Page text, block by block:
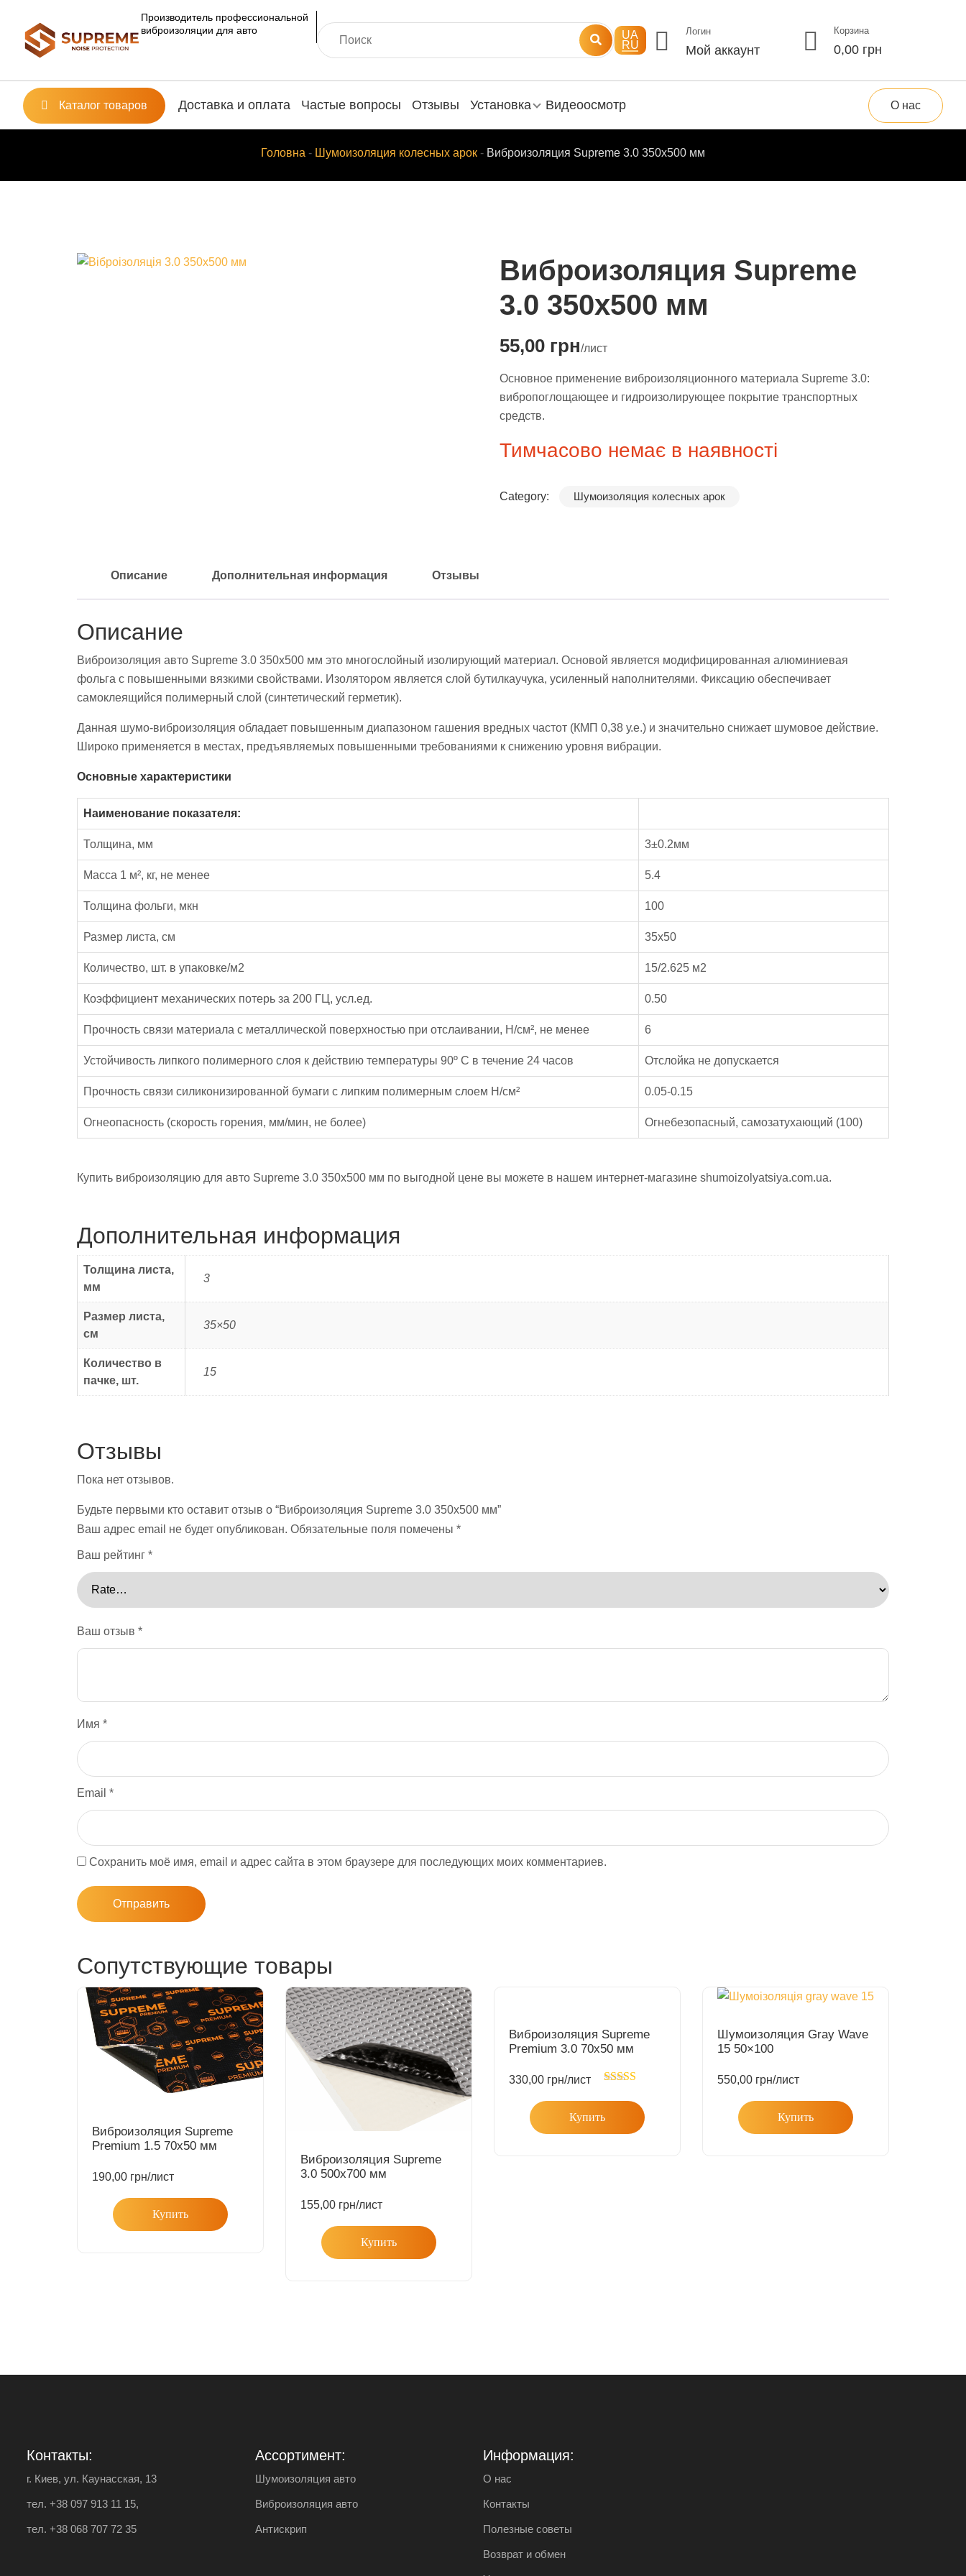
содержимому
Производитель профессиональной
виброизоляции для авто
UA
RU
Логин
Мой аккаунт
Корзина
0,00 грн
Каталог товаров Доставка и оплата Частые вопросы Отзывы Установка Видеоосмотр О нас
Головна - Шумоизоляция колесных арок - Виброизоляция Supreme 3.0 350х500 мм
Виброизоляция Supreme
3.0 350х500 мм
55,00 грн/лист
Основное применение виброизоляционного материала Supreme 3.0:
вибропоглощающее и гидроизолирующее покрытие транспортных
средств.
Тимчасово немає в наявності
Category: Шумоизоляция колесных арок
Описание Дополнительная информация Отзывы
Описание
Виброизоляция авто Supreme 3.0 350х500 мм это многослойный изолирующий материал. Основой является модифицированная алюминиевая
фольга с повышенными вязкими свойствами. Изолятором является слой бутилкаучука, усиленный наполнителями. Фиксацию обеспечивает
самоклеящийся полимерный слой (синтетический герметик).
Данная шумо-виброизоляция обладает повышенным диапазоном гашения вредных частот (КМП 0,38 у.е.) и значительно снижает шумовое действие.
Широко применяется в местах, предъявляемых повышенными требованиями к снижению уровня вибрации.
Основные характеристики
Наименование показателя:
Толщина, мм 3±0.2мм
Масса 1 м², кг, не менее 5.4
Толщина фольги, мкн 100
Размер листа, см 35х50
Количество, шт. в упаковке/м2 15/2.625 м2
Коэффициент механических потерь за 200 ГЦ, усл.ед. 0.50
Прочность связи материала с металлической поверхностью при отслаивании, Н/см², не менее 6
Устойчивость липкого полимерного слоя к действию температуры 90º С в течение 24 часов Отслойка не допускается
Прочность связи силиконизированной бумаги с липким полимерным слоем Н/см² 0.05-0.15
Огнеопасность (скорость горения, мм/мин, не более) Огнебезопасный, самозатухающий (100)
Купить виброизоляцию для авто Supreme 3.0 350х500 мм по выгодной цене вы можете в нашем интернет-магазине shumoizolyatsiya.com.ua.
Дополнительная информация
Толщина листа,
мм
3
Размер листа,
см
35×50
Количество в
пачке, шт.
15
Отзывы
Пока нет отзывов.
Будьте первыми кто оставит отзыв о “Виброизоляция Supreme 3.0 350х500 мм”
Ваш адрес email не будет опубликован. Обязательные поля помечены *
Ваш рейтинг *
Ваш отзыв *
Имя *
Email *
Сохранить моё имя, email и адрес сайта в этом браузере для последующих моих комментариев.
Сопутствующие товары
Виброизоляция Supreme
Premium 1.5 70х50 мм
190,00 грн/лист
Купить
Виброизоляция Supreme
3.0 500х700 мм
155,00 грн/лист
Купить
Виброизоляция Supreme
Premium 3.0 70х50 мм
330,00 грн/лист
out of 5
Купить
Шумоизоляция Gray Wave
15 50×100
550,00 грн/лист
Купить
Контакты:
г. Киев, ул. Каунасская, 13
тел. +38 097 913 11 15,
тел. +38 068 707 72 35
Ассортимент:
Шумоизоляция авто
Виброизоляция авто
Антискрип
Информация:
О нас
Контакты
Полезные советы
Возврат и обмен